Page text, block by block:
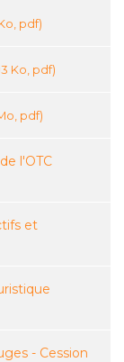
pdf
Ko, pdf
pdf
l'OTC
et
- Cession